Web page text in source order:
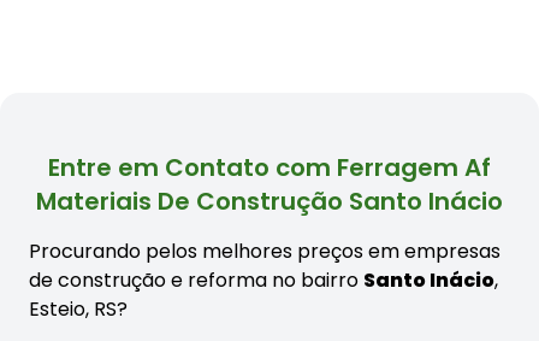
Entre em Contato com Ferragem Af
Materiais De Construção Santo Inácio
Procurando pelos melhores preços em empresas
de construção e reforma no bairro Santo Inácio,
Esteio, RS?